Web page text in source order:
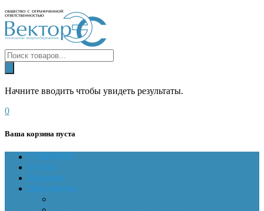
Начните вводить чтобы увидеть результаты.
0
Ваша корзина пуста
ГЛАВНАЯ
О НАС
Магазин
Документы